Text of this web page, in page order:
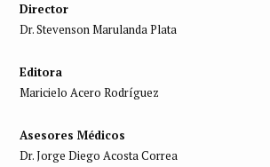
Director
Dr. Stevenson Marulanda Plata
Editora
Maricielo Acero Rodríguez
Asesores Médicos
Dr. Jorge Diego Acosta Correa